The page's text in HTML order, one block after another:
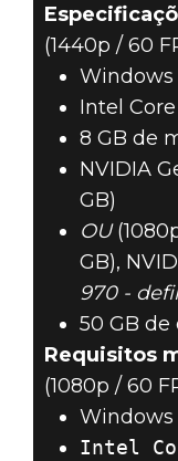
(1440p / 60
Windows
Intel
8 GB de
NVIDIA
GB)
OU
GB),
970 -
50 GB
Requisitos
(1080p / 60
Windows